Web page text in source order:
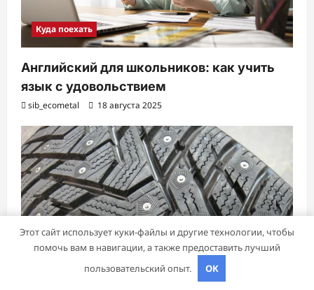
Куда поехать
Английский для школьников: как учить
язык с удовольствием
sib_ecometal 18 августа 2025
Этот сайт использует куки-файлы и другие технологии, чтобы
помочь вам в навигации, а также предоставить лучший
пользовательский опыт.
OK